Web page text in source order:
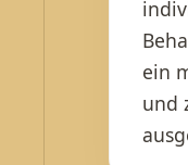
ein
und